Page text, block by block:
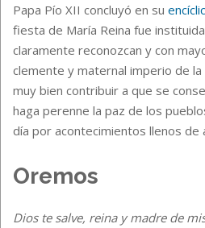
Papa Pío XII concluyó en su
fiesta de María Reina fue
claramente reconozcan y con
clemente y maternal imperio de
muy bien contribuir a que se
haga perenne la paz de los
día por acontecimientos llenos de
Oremos
Dios te salve, reina y madre de